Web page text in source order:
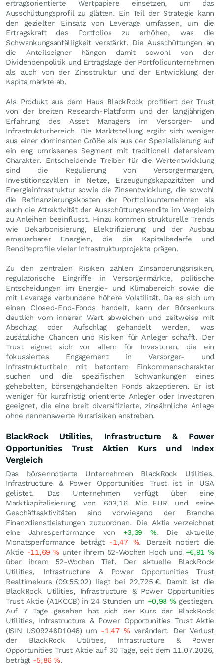
ertragsorientierte Wertpapiere einsetzen, um das
Ausschüttungsprofil zu glätten. Ein Teil der Strategie kann
den gezielten Einsatz von Leverage umfassen, um die
Ertragskraft des Portfolios zu erhöhen, was die
Schwankungsanfälligkeit verstärkt. Die Ausschüttungen an
die Anteilseigner hängen damit sowohl von der
Dividendenpolitik und Ertragslage der Portfoliounternehmen
als auch von der Zinsstruktur und der Entwicklung der
Kapitalmärkte ab.
Als Produkt aus dem Haus BlackRock profitiert der Trust
von der breiten Research-Plattform und der langjährigen
Erfahrung des Asset Managers im Versorger- und
Infrastrukturbereich. Die Marktstellung ergibt sich weniger
aus einer dominanten Größe als aus der Spezialisierung auf
ein eng umrissenes Segment mit traditionell defensivem
Charakter. Entscheidende Treiber für die Wertentwicklung
sind die Regulierung von Versorgermargen,
Investitionszyklen in Netze, Erzeugungskapazitäten und
Energieinfrastruktur sowie die Zinsentwicklung, die sowohl
die Refinanzierungskosten der Portfoliounternehmen als
auch die Attraktivität der Ausschüttungsrendite im Vergleich
zu Anleihen beeinflusst. Hinzu kommen strukturelle Trends
wie Dekarbonisierung, Elektrifizierung und der Ausbau
erneuerbarer Energien, die die Kapitalbedarfe und
Renditeprofile vieler Infrastrukturprojekte prägen.
Zu den zentralen Risiken zählen Zinsänderungsrisiken,
regulatorische Eingriffe in Versorgermärkte, politische
Entscheidungen im Energie- und Klimabereich sowie die
mit Leverage verbundene höhere Volatilität. Da es sich um
einen Closed-End-Fonds handelt, kann der Börsenkurs
deutlich vom inneren Wert abweichen und zeitweise mit
Abschlag oder Aufschlag gehandelt werden, was
zusätzliche Chancen und Risiken für Anleger schafft. Der
Trust eignet sich vor allem für Investoren, die ein
fokussiertes Engagement in Versorger- und
Infrastrukturtiteln mit betontem Einkommenscharakter
suchen und die spezifischen Schwankungen eines
gehebelten, börsengehandelten Fonds akzeptieren. Er ist
weniger für kurzfristig orientierte Anleger oder Investoren
geeignet, die eine breit diversifizierte, zinsähnliche Anlage
ohne nennenswerte Kursrisiken anstreben.
BlackRock Utilities, Infrastructure & Power
Opportunities Trust Aktien Kurs und Index
Vergleich
Das börsennotierte Unternehmen BlackRock Utilities,
Infrastructure & Power Opportunities Trust ist in USA
gelistet. Das Unternehmen verfügt über eine
Marktkapitalisierung von 603,16 Mio. EUR und seine
Geschäftsaktivitäten sind vorwiegend der Branche
Finanzdienstleistungen zuzuordnen. Die Aktie verzeichnet
eine Jahresperformance von +3,39%. Die aktuelle
Monatsperformance beträgt -1,47 %. Derzeit notiert die
Aktie -11,69%unter ihrem 52-Wochen Hoch und +6,91%
über ihrem 52-Wochen Tief. Der aktuelle BlackRock
Utilities, Infrastructure & Power Opportunities Trust
Realtimekurs (09:55:02) liegt bei 22,725 €. Damit ist die
BlackRock Utilities, Infrastructure & Power Opportunities
Trust Aktie (A1KCCB) in 24 Stunden um +0,98 %gestiegen.
Auf 7 Tage gesehen hat sich der Kurs der BlackRock
Utilities, Infrastructure & Power Opportunities Trust Aktie
(ISIN US09248D1046) um -1,47 %verändert. Der Verlust
der BlackRock Utilities, Infrastructure & Power
Opportunities Trust Aktie auf 30 Tage, seit dem 11.07.2026,
beträgt -5,86 %.